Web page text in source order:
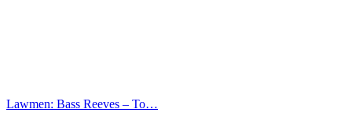
Lawmen: Bass Reeves – Το…